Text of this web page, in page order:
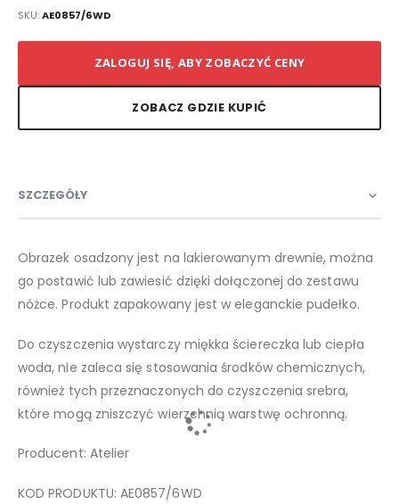
SKU AE0857/6WD
ZALOGUJ SIĘ, ABY ZOBACZYĆ CENY
ZOBACZ GDZIE KUPIĆ
SZCZEGÓŁY
Obrazek osadzony jest na lakierowanym drewnie, można
go postawić lub zawiesić dzięki dołączonej do zestawu
nóżce. Produkt zapakowany jest w eleganckie pudełko.
Do czyszczenia wystarczy miękka ściereczka lub ciepła
woda, nie zaleca się stosowania środków chemicznych,
również tych przeznaczonych do czyszczenia srebra,
które mogą zniszczyć wierzchnią warstwę ochronną.
Producent: Atelier
KOD PRODUKTU: AE0857/6WD